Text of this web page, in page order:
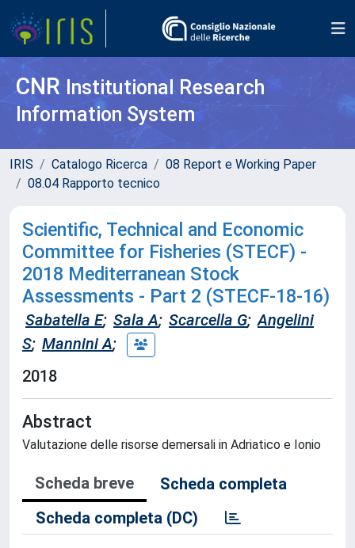
CNR Institutional Research
Information System
IRIS Catalogo Ricerca
08 Report e Working Paper
08.04 Rapporto tecnico
Scientific, Technical and Economic
Committee for Fisheries (STECF) -
2018 Mediterranean Stock
Assessments - Part 2 (STECF-18-16)
Sabatella E; Sala A; Scarcella G; Angelini
S; Mannini A;
2018
Abstract
Valutazione delle risorse demersali in Adriatico e Ionio
Scheda breve
Scheda completa
Scheda completa (DC)